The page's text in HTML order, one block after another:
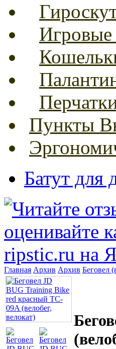
Игровые
Пункты
Батут для
Главная Архив Архив Беговел